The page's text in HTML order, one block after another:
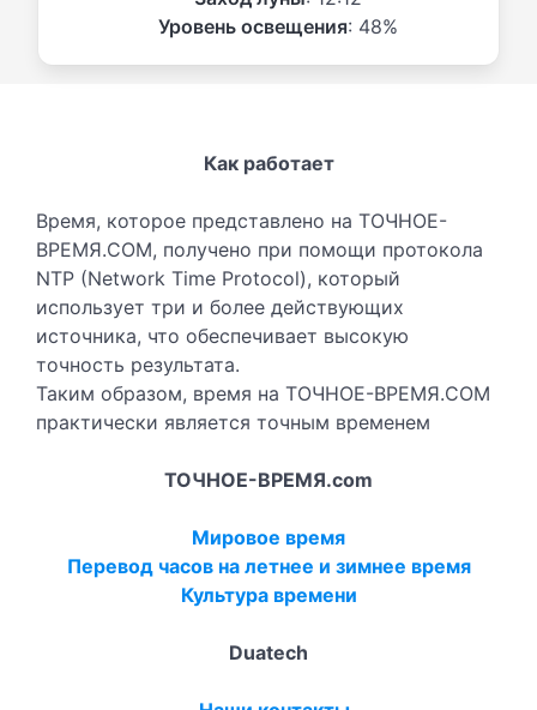
Уровень освещения: 48%
Как работает
Время, которое представлено на ТОЧНОЕ-
ВРЕМЯ.COM, получено при помощи протокола
NTP (Network Time Protocol), который
использует три и более действующих
источника, что обеспечивает высокую
точность результата.
Таким образом, время на ТОЧНОЕ-ВРЕМЯ.COM
практически является точным временем
ТОЧНОЕ-ВРЕМЯ.com
Мировое время
Перевод часов на летнее и зимнее время
Культура времени
Duatech